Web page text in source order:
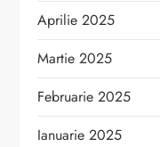
Aprilie 2025
Martie 2025
Februarie 2025
Ianuarie 2025